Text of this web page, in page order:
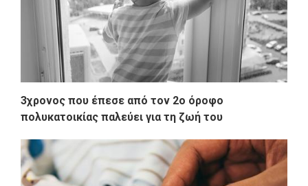
3χρονος που έπεσε από τον 2ο όροφο
πολυκατοικίας παλεύει για τη ζωή του